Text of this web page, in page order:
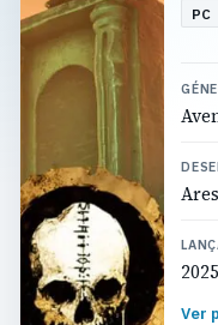
PC
2025
Ver